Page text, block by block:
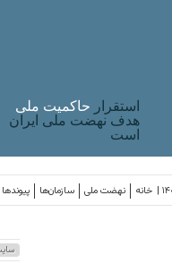
استقرار حاکميت ملی
هدف نهضت ملی ایران
است
پیوندها سازمان‌ها نهضت ملی خانه